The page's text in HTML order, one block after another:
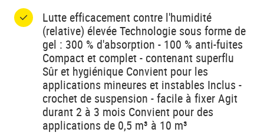
Lutte efficacement contre l'humidité
(relative) élevée Technologie sous forme de
gel : 300 % d'absorption - 100 % anti-fuites
Compact et complet - contenant superflu
Sûr et hygiénique Convient pour les
applications mineures et instables Inclus -
crochet de suspension - facile à fixer Agit
durant 2 à 3 mois Convient pour des
applications de 0,5 m³ à 10 m³